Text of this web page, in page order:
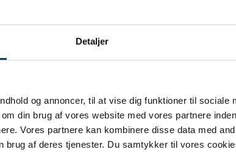
Detaljer
og annoncer, til at vise dig funktioner til sociale
din brug af vores website med vores partnere
Vores partnere kan kombinere disse data med
brug af deres tjenester. Du samtykker til vores